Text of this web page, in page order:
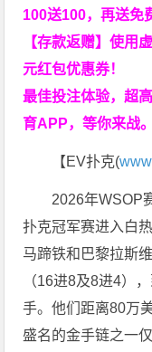
100送100，再送免
【存款返赠】使用
元红包优惠券！
最佳投注体验，超
育APP，等你来战。
【EV扑克(
2026年WSOP
扑克冠军赛进入白
马蹄铁和巴黎拉斯
（16进8及8进4）
手。他们距离80万
盛名的金手链之一